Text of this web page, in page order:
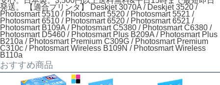
発送。 【適合プリンタ】 Deskjet 3070A / Deskjet 3520 /
Photosmart 5510 / Photosmart 5520 / Photosmart 5521 /
Photosmart 6510 / Photosmart 6520 / Photosmart 6521 /
Photosmart B109A / Photosmart C5380 / Photosmart C6380 /
Photosmart D5460 / Photosmart Plus B209A / Photosmart Plus
B210a / Photosmart Premium C309G / Photosmart Premium
C310c / Photosmart Wireless B109N / Photosmart Wireless
B110a
おすすめ商品